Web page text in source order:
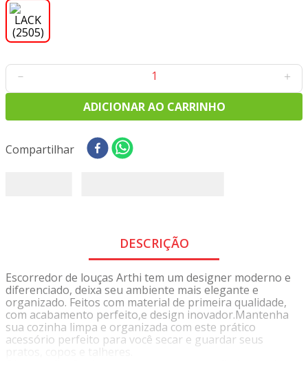
＋
－
ADICIONAR AO CARRINHO
Compartilhar
DESCRIÇÃO
Escorredor de louças Arthi tem um designer moderno e
diferenciado, deixa seu ambiente mais elegante e
organizado. Feitos com material de primeira qualidade,
com acabamento perfeito,e design inovador.Mantenha
sua cozinha limpa e organizada com este prático
acessório perfeito para você secar e guardar seus
pratos, copos e talheres.
8
tecido oxford
9º
tricoline digital